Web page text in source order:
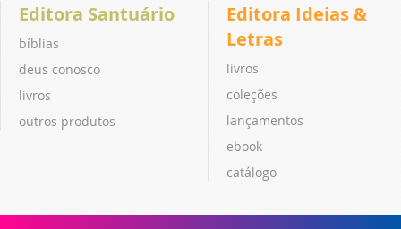
Editora Santuário
bíblias
deus conosco
livros
outros produtos
Editora Ideias &
Letras
livros
coleções
lançamentos
ebook
catálogo